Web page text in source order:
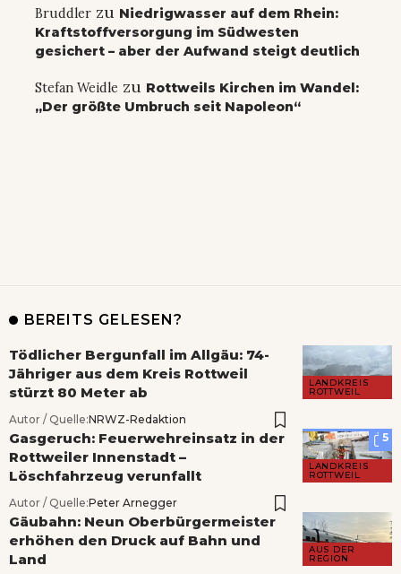
Bruddler zu Niedrigwasser auf dem Rhein:
Kraftstoffversorgung im Südwesten
gesichert – aber der Aufwand steigt deutlich
Stefan Weidle zu Rottweils Kirchen im Wandel:
„Der größte Umbruch seit Napoleon“
BEREITS GELESEN?
LANDKREIS
ROTTWEIL
Tödlicher Bergunfall im Allgäu: 74-
Jähriger aus dem Kreis Rottweil
stürzt 80 Meter ab
Autor / Quelle:NRWZ-Redaktion
5
LANDKREIS
ROTTWEIL
Gasgeruch: Feuerwehreinsatz in der
Rottweiler Innenstadt –
Löschfahrzeug verunfallt
Autor / Quelle:Peter Arnegger
AUS DER
REGION
Gäubahn: Neun Oberbürgermeister
erhöhen den Druck auf Bahn und
Land